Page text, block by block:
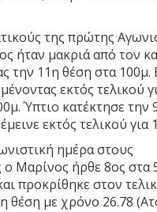
της πρώτης
ήταν μακριά από τον
την 11η θέση στα 100μ.
εκτός τελικού
Ύπτιο κατέκτησε την
εκτός τελικού για
ημέρα στους
ο Μαρίνος ήρθε 8ος στα
προκρίθηκε στον
θέση με χρόνο 26.78